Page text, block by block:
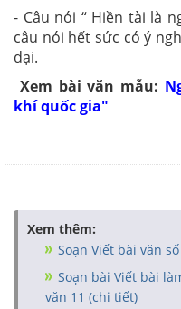
- Câu nói “ Hiền tài là
câu nói hết sức có ý
đại.
Xem bài văn mẫu:
khí quốc gia"
Xem thêm:
Soạn Viết bài văn
Soạn bài Viết bài
văn 11 (chi tiết)